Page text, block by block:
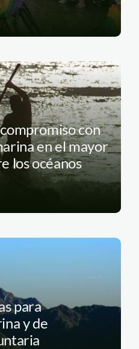
con
en el mayor
los océanos
para
y de